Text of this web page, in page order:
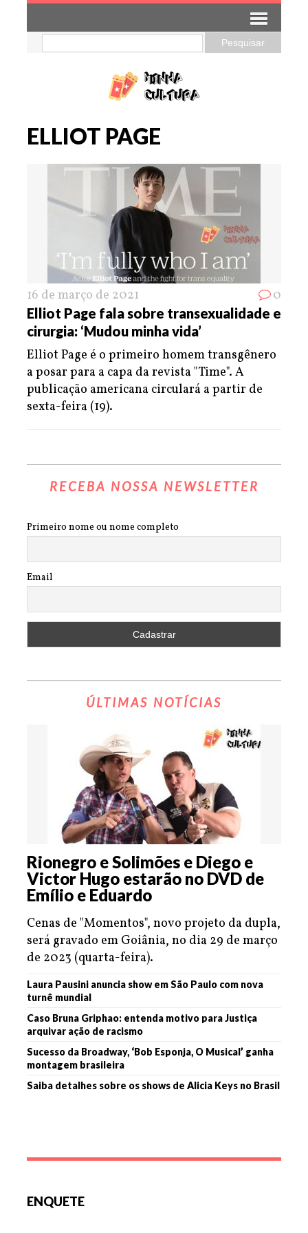
ELLIOT PAGE
16 de março de 2021 0
Elliot Page fala sobre transexualidade e
cirurgia: ‘Mudou minha vida’
Elliot Page é o primeiro homem transgênero
a posar para a capa da revista "Time". A
publicação americana circulará a partir de
sexta-feira (19).
RECEBA NOSSA NEWSLETTER
Primeiro nome ou nome completo
Email
ÚLTIMAS NOTÍCIAS
Rionegro e Solimões e Diego e
Victor Hugo estarão no DVD de
Emílio e Eduardo
Cenas de "Momentos", novo projeto da dupla,
será gravado em Goiânia, no dia 29 de março
de 2023 (quarta-feira).
Laura Pausini anuncia show em São Paulo com nova
turnê mundial
Caso Bruna Griphao: entenda motivo para Justiça
arquivar ação de racismo
Sucesso da Broadway, ‘Bob Esponja, O Musical’ ganha
montagem brasileira
Saiba detalhes sobre os shows de Alicia Keys no Brasil
ENQUETE